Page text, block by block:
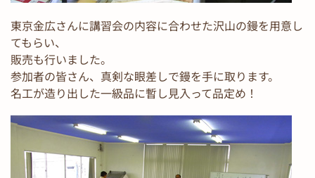
東京金広さんに講習会の内容に合わせた沢山の鏝を用意し
てもらい、
販売も行いました。
参加者の皆さん、真剣な眼差しで鏝を手に取ります。
名工が造り出した一級品に暫し見入って品定め！